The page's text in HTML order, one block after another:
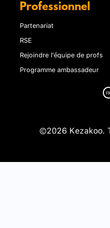
Professionnel
Partenariat
RSE
Rejoindre l'équipe de profs
Programme ambassadeur
©2026 Kezakoo.